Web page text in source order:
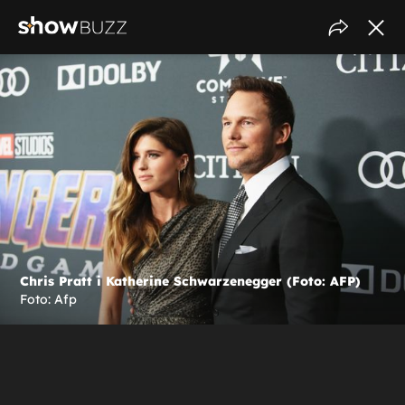
Chris Pratt i Katherine Schwarzenegger (Foto: AFP)
Foto: Afp